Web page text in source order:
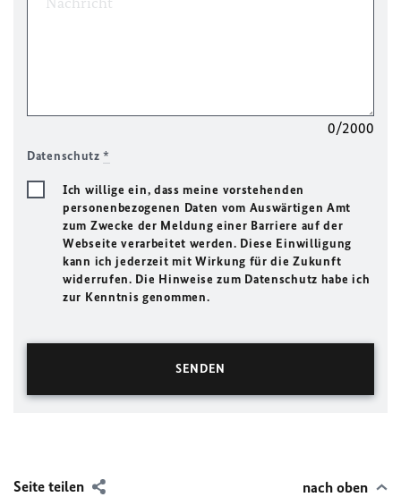
0/2000
Datenschutz*
Ich willige ein, dass meine vorstehenden
personenbezogenen Daten vom Auswärtigen Amt
zum Zwecke der Meldung einer Barriere auf der
Webseite verarbeitet werden. Diese Einwilligung
kann ich jederzeit mit Wirkung für die Zukunft
widerrufen. Die Hinweise zum Datenschutz habe ich
zur Kenntnis genommen.
Seite teilen nach oben